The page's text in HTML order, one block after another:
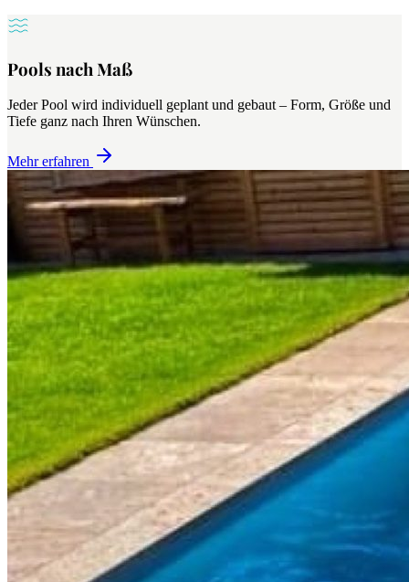
Pools nach Maß
Jeder Pool wird individuell geplant und gebaut – Form, Größe und
Tiefe ganz nach Ihren Wünschen.
Mehr erfahren